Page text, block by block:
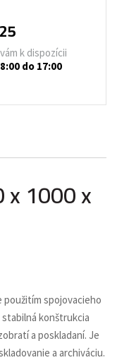
k dispozícii
do 17:00
x 1000 x
použitím spojovacieho
konštrukcia
a poskladaní. Je
a archiváciu.